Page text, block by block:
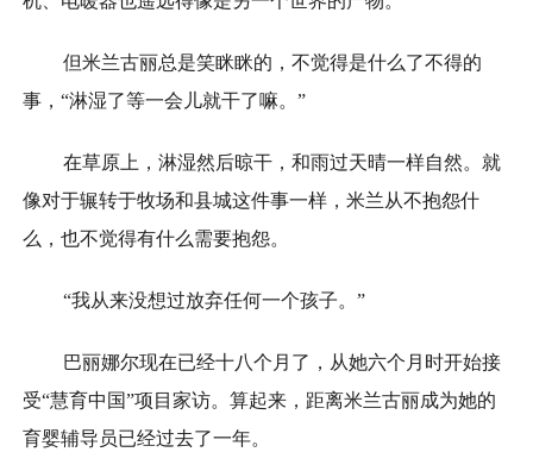
但米兰古丽总是笑眯眯的，不觉得是什么了不得的
事，“淋湿了等一会儿就干了嘛。”
在草原上，淋湿然后晾干，和雨过天晴一样自然。就
像对于辗转于牧场和县城这件事一样，米兰从不抱怨什
么，也不觉得有什么需要抱怨。
“我从来没想过放弃任何一个孩子。”
巴丽娜尔现在已经十八个月了，从她六个月时开始接
受“慧育中国”项目家访。算起来，距离米兰古丽成为她的
育婴辅导员已经过去了一年。